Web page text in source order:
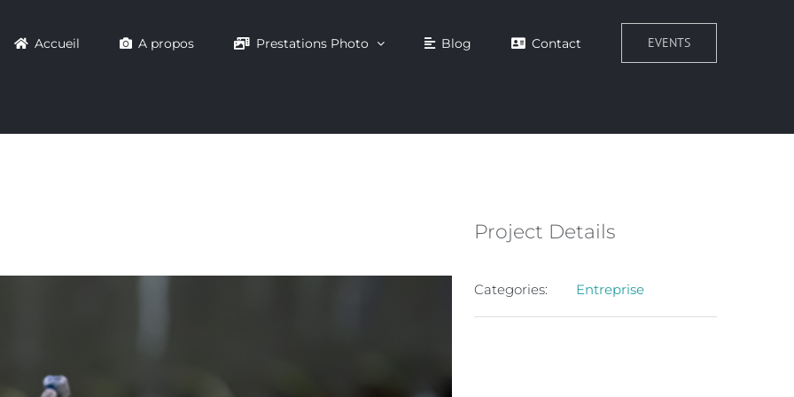
Accueil A propos Prestations Photo Blog Contact EVENTS
Project Details
Categories: Entreprise